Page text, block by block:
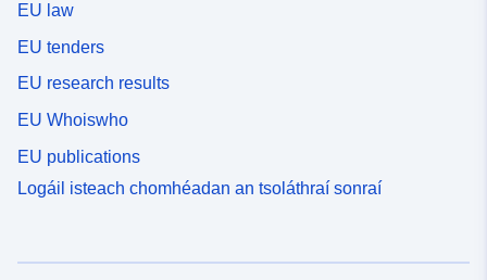
EU law
EU tenders
EU research results
EU Whoiswho
EU publications
Logáil isteach chomhéadan an tsoláthraí sonraí